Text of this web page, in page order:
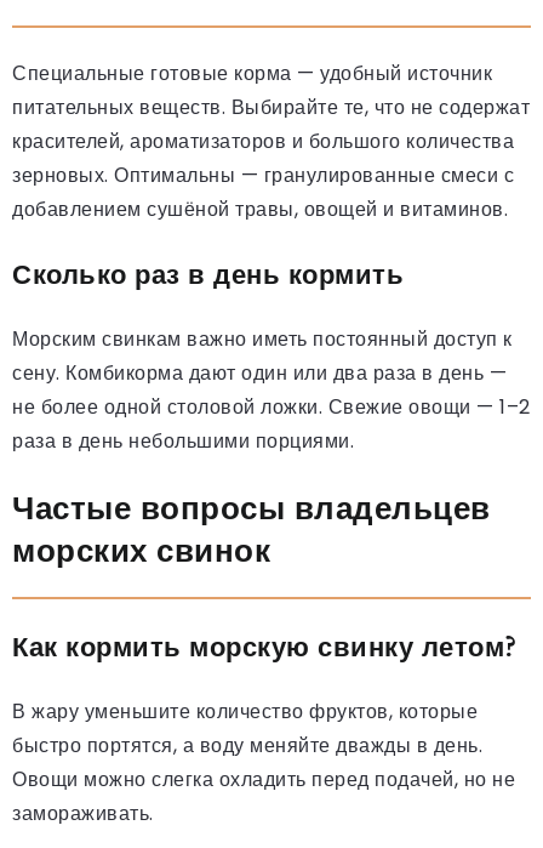
Специальные готовые корма — удобный источник
питательных веществ. Выбирайте те, что не содержат
красителей, ароматизаторов и большого количества
зерновых. Оптимальны — гранулированные смеси с
добавлением сушёной травы, овощей и витаминов.
Сколько раз в день кормить
Морским свинкам важно иметь постоянный доступ к
сену. Комбикорма дают один или два раза в день —
не более одной столовой ложки. Свежие овощи — 1–2
раза в день небольшими порциями.
Частые вопросы владельцев
морских свинок
Как кормить морскую свинку летом?
В жару уменьшите количество фруктов, которые
быстро портятся, а воду меняйте дважды в день.
Овощи можно слегка охладить перед подачей, но не
замораживать.